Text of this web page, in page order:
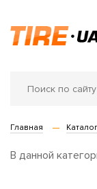
Главная Каталог
В данной